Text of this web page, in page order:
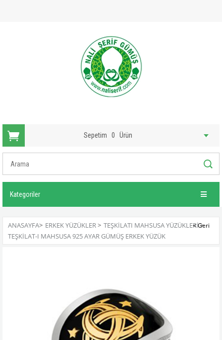
Sepetim 0 Ürün
Kategoriler
ANASAYFA> ERKEK YÜZÜKLER> TEŞKILATI MAHSUSA YÜZÜKLERI>
TEŞKILAT-I MAHSUSA 925 AYAR GÜMÜŞ ERKEK YÜZÜK